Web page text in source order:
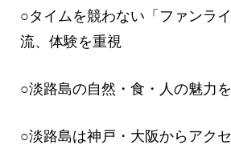
○タイムを競わない「ファンラ
流、体験を重視
○淡路島の自然・食・人の魅力
○淡路島は神戸・大阪からアク